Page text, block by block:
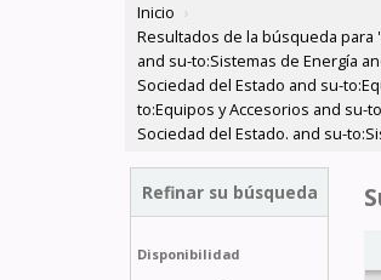
Inicio ›
Resultados de la búsqueda para
and su-to:Sistemas de Energía
Sociedad del Estado and su-
to:Equipos y Accesorios and su-
Sociedad del Estado. and su-
Refinar su búsqueda
Disponibilidad